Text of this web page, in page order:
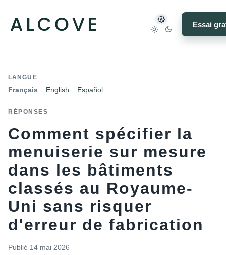
Essai
LANGUE
Français English Español
RÉPONSES
Comment spécifier la
menuiserie sur mesure
dans les bâtiments
classés au Royaume-
Uni sans risquer
d'erreur de fabrication
Publié 14 mai 2026